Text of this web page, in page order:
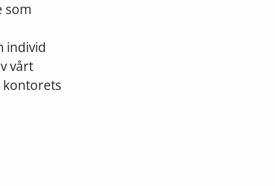
som
individ
vårt
kontorets